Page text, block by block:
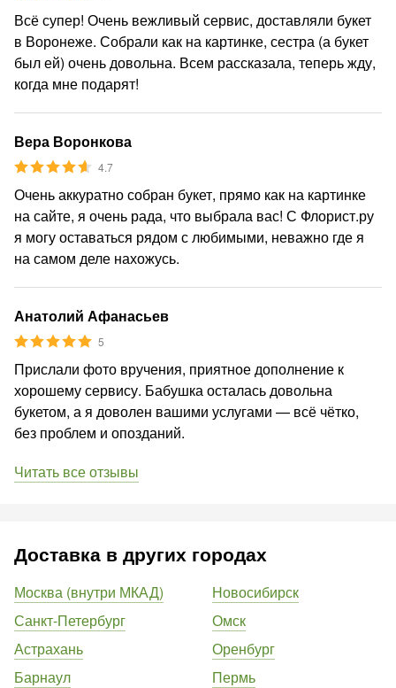
Всё супер! Очень вежливый сервис, доставляли букет
в Воронеже. Собрали как на картинке, сестра (а букет
был ей) очень довольна. Всем рассказала, теперь жду,
когда мне подарят!
Вера Воронкова
4.7
Очень аккуратно собран букет, прямо как на картинке
на сайте, я очень рада, что выбрала вас! С Флорист.ру
я могу оставаться рядом с любимыми, неважно где я
на самом деле нахожусь.
Анатолий Афанасьев
5
Прислали фото вручения, приятное дополнение к
хорошему сервису. Бабушка осталась довольна
букетом, а я доволен вашими услугами — всё чётко,
без проблем и опозданий.
Читать все отзывы
Доставка в других городах
Москва (внутри МКАД)
Санкт-Петербург
Астрахань
Барнаул
Новосибирск
Омск
Оренбург
Пермь